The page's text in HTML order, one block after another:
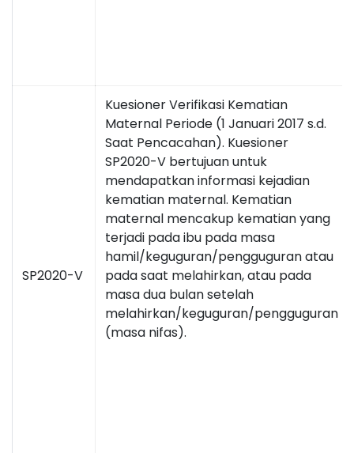
SP2020-V
Kuesioner Verifikasi Kematian
Maternal Periode (1 Januari 2017 s.d.
Saat Pencacahan). Kuesioner
SP2020-V bertujuan untuk
mendapatkan informasi kejadian
kematian maternal. Kematian
maternal mencakup kematian yang
terjadi pada ibu pada masa
hamil/keguguran/pengguguran atau
pada saat melahirkan, atau pada
masa dua bulan setelah
melahirkan/keguguran/pengguguran
(masa nifas).